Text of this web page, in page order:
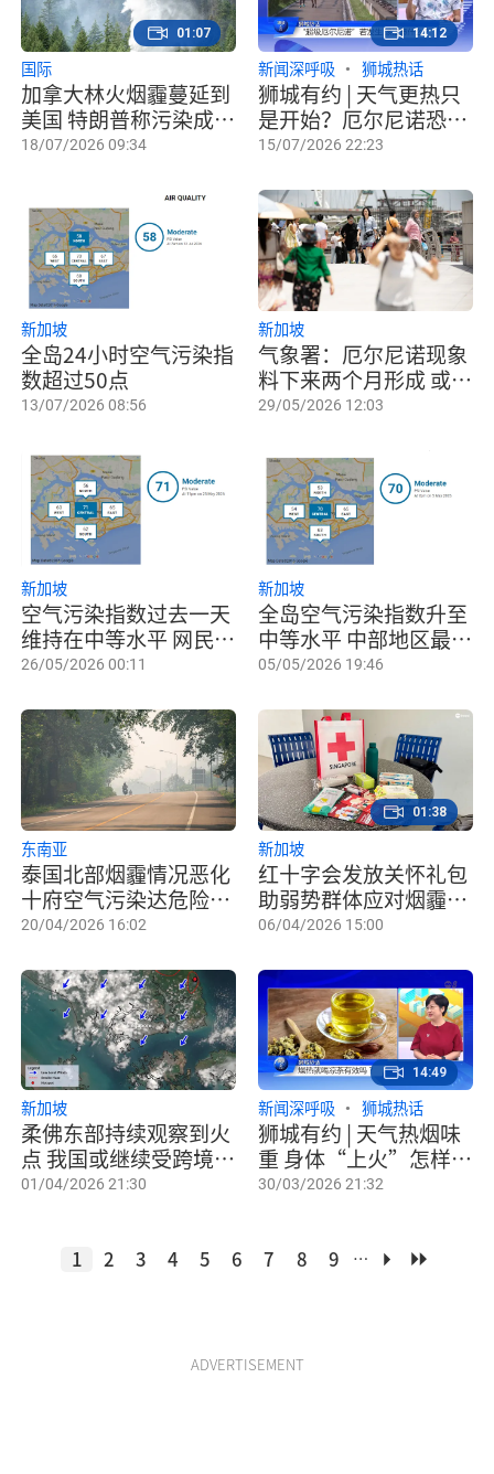
加拿大林火烟霾蔓延到
美国 特朗普称污染成本
应计入关税
国际
18/07/2026 09:34
01:07
狮城有约 | 天气更热只
是开始？厄尔尼诺恐推
高生活成本
新闻深呼吸 狮城热话
15/07/2026 22:23
14:12
全岛24小时空气污染指
数超过50点
新加坡
13/07/2026 08:56
气象署：厄尔尼诺现象
料下来两个月形成 或带
来更炎热干燥天气
新加坡
29/05/2026 12:03
空气污染指数过去一天
维持在中等水平 网民：
东部闻到烧焦味
新加坡
26/05/2026 00:11
全岛空气污染指数升至
中等水平 中部地区最高
达70
新加坡
05/05/2026 19:46
泰国北部烟霾情况恶化
十府空气污染达危险水
平
东南亚
20/04/2026 16:02
红十字会发放关怀礼包
助弱势群体应对烟霾和
高温天气
新加坡
06/04/2026 15:00
01:38
柔佛东部持续观察到火
点 我国或继续受跨境烟
霾影响
新加坡
01/04/2026 21:30
狮城有约 | 天气热烟味
重 身体“上火”怎样
排？
新闻深呼吸 狮城热话
30/03/2026 21:32
14:49
1 2 3 4 5 6 7 8 9 …
ADVERTISEMENT